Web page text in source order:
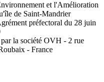
et l'Amélioration
de Saint-Mandrier
préfectoral du 28 juin
la société OVH - 2 rue
- France